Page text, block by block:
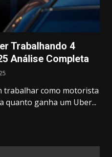
Trabalhando 4
Análise Completa
trabalhar como motorista
quanto ganha um Uber...